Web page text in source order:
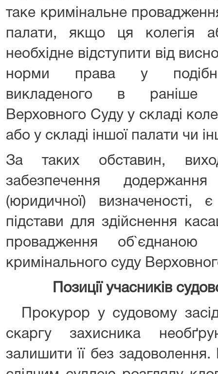
таке кримінальне
палати, якщо ця колегія
необхідне відступити від
норми права у
викладеного в раніше
Верховного Суду у складі
або у складі іншої палати чи
За таких обставин,
забезпечення
(юридичної) визначеності,
підстави для здійснення
провадження об`єднаною
кримінального суду
Позиції учасників
Прокурор у судовому
скаргу захисника
залишити її без